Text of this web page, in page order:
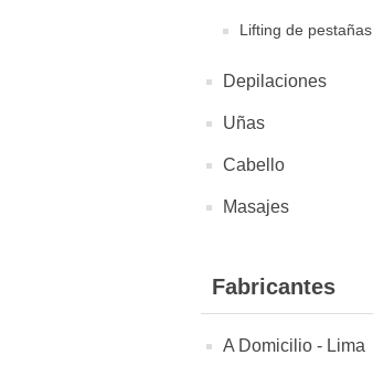
Lifting de pestañas
Depilaciones
Uñas
Cabello
Masajes
Fabricantes
A Domicilio - Lima